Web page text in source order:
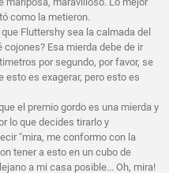
como la metieron.
Fluttershy sea la calmada del
cojones? Esa mierda debe de ir
por segundo, por favor, se
esto es exagerar, pero esto es
el premio gordo es una mierda y
lo que decides tirarlo y
"mira, me conformo con la
tener a esto en un cubo de
a mi casa posible... Oh, mira!